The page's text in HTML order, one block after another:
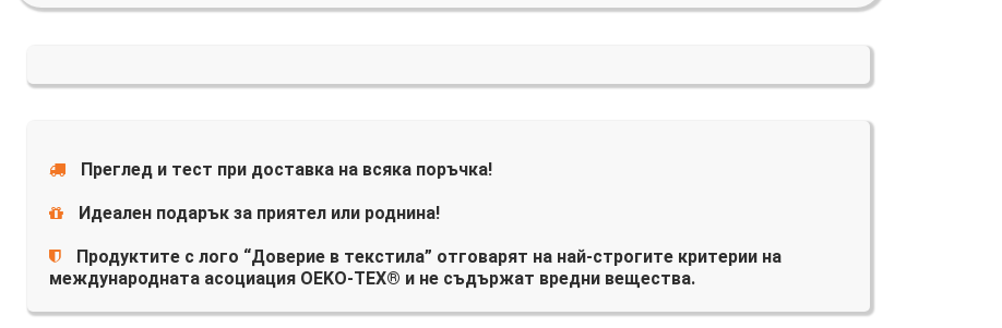
Преглед и тест при доставка на всяка поръчка!
Идеален подарък за приятел или роднина!
Продуктите с лого “Доверие в текстила” отговарят на най-строгите критерии на
международната асоциация OEKO-TEX® и не съдържат вредни вещества.